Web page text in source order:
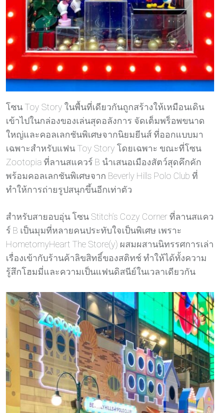
โซน Toy Story ในพื้นที่เดียวกันถูกสร้างให้เหมือนเดิน
เข้าไปในกล่องของเล่นสุดอลังการ จัดเต็มพร็อพขนาด
ใหญ่และคอลเลกชันพิเศษจากนิยมยีนส์ ที่ออกแบบมา
เฉพาะสำหรับแฟน Toy Story โดยเฉพาะ ขณะที่โซน
Zootopia ที่ลานสแควร์ B นำเสนอเมืองสัตว์สุดคึกคัก
พร้อมคอลเลกชันพิเศษจาก Beverly Hills Polo Club ที่
ทำให้การถ่ายรูปสนุกขึ้นอีกเท่าตัว
สำหรับสายอบอุ่น โซน Stitch’s Cozy Corner ที่ลานสแคว
ร์ B เป็นมุมที่หลายคนประทับใจเป็นพิเศษ เพราะ
HometomyHeart The Store(y) ผสมผสานนิทรรศการเล่า
เรื่องเข้ากับร้านค้าลิขสิทธิ์ของสติทช์ ทำให้ได้ทั้งความ
รู้สึกโฮมมี่และความเป็นแฟนดิสนีย์ในเวลาเดียวกัน